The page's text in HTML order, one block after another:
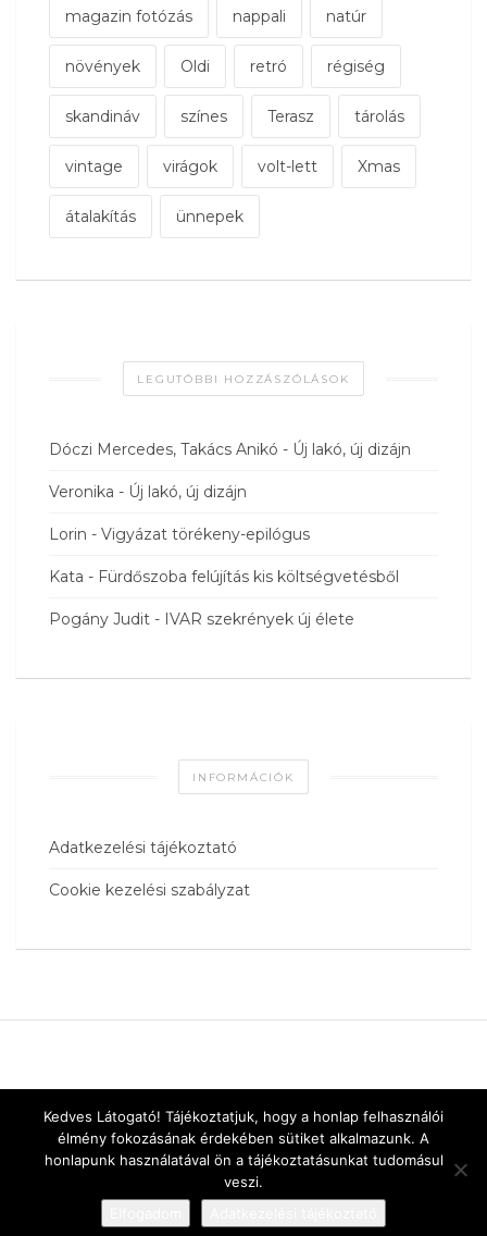
magazin fotózás nappali natúr
növények Oldi retró régiség
skandináv színes Terasz tárolás
vintage virágok volt-lett Xmas
átalakítás ünnepek
LEGUTÓBBI HOZZÁSZÓLÁSOK
Dóczi Mercedes, Takács Anikó - Új lakó, új dizájn
Veronika - Új lakó, új dizájn
Lorin - Vigyázat törékeny-epilógus
Kata - Fürdőszoba felújítás kis költségvetésből
Pogány Judit - IVAR szekrények új élete
INFORMÁCIÓK
Adatkezelési tájékoztató
Cookie kezelési szabályzat
Kedves Látogató! Tájékoztatjuk, hogy a honlap felhasználói
élmény fokozásának érdekében sütiket alkalmazunk. A
honlapunk használatával ön a tájékoztatásunkat tudomásul
veszi.